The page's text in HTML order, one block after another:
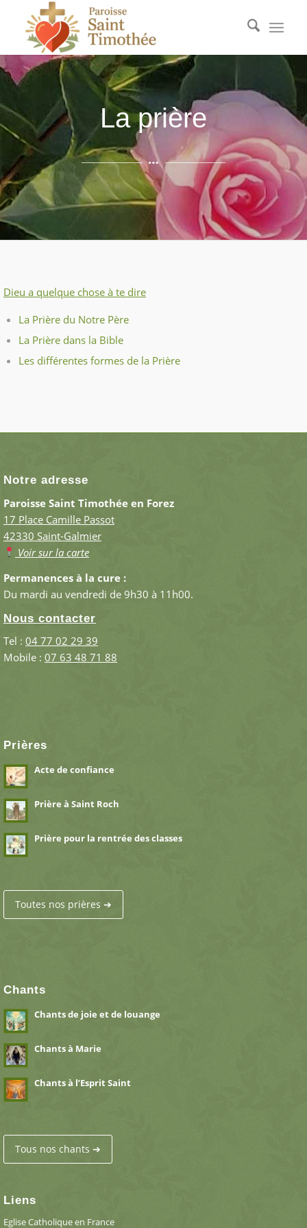
La prière
Dieu a quelque chose à te dire
La Prière du Notre Père
La Prière dans la Bible
Les différentes formes de la Prière
Notre adresse
Paroisse Saint Timothée en Forez
17 Place Camille Passot
42330 Saint-Galmier
Voir sur la carte
Permanences à la cure :
Du mardi au vendredi de 9h30 à 11h00.
Nous contacter
Tel : 04 77 02 29 39
Mobile : 07 63 48 71 88
Prières
Acte de confiance
Prière à Saint Roch
Prière pour la rentrée des classes
Toutes nos prières ➔
Chants
Chants de joie et de louange
Chants à Marie
Chants à l’Esprit Saint
Tous nos chants ➔
Liens
Eglise Catholique en France